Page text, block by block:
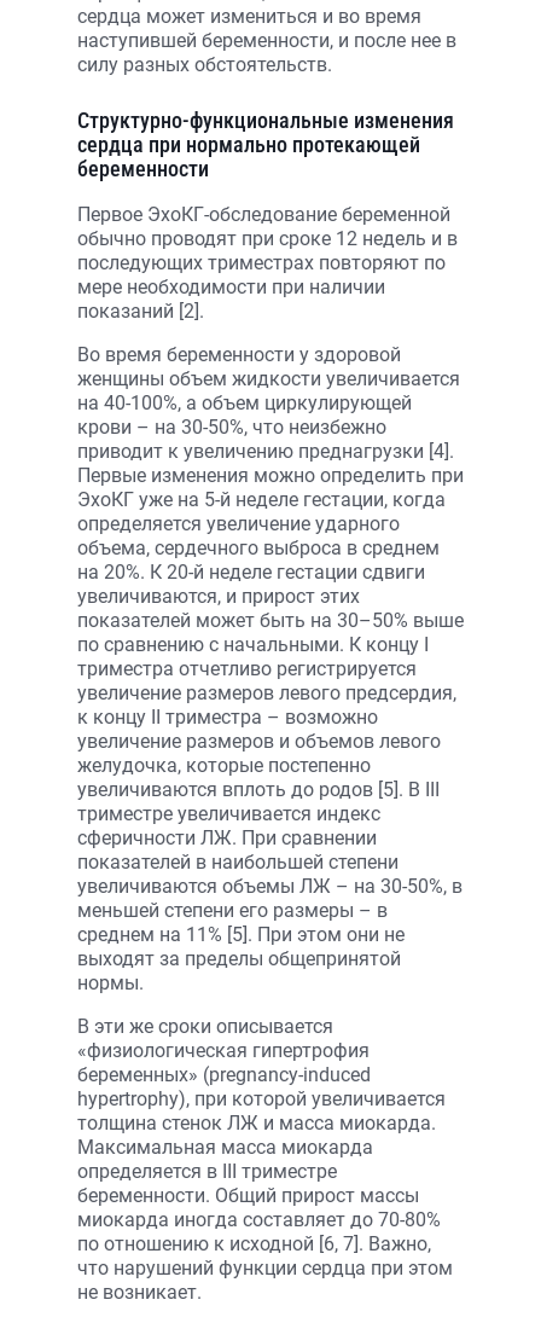
сердца может измениться и во время
наступившей беременности, и после нее в
силу разных обстоятельств.
Структурно-функциональные изменения
сердца при нормально протекающей
беременности
Первое ЭхоКГ-обследование беременной
обычно проводят при сроке 12 недель и в
последующих триместрах повторяют по
мере необходимости при наличии
показаний [2].
Во время беременности у здоровой
женщины объем жидкости увеличивается
на 40-100%, а объем циркулирующей
крови – на 30-50%, что неизбежно
приводит к увеличению преднагрузки [4].
Первые изменения можно определить при
ЭхоКГ уже на 5-й неделе гестации, когда
определяется увеличение ударного
объема, сердечного выброса в среднем
на 20%. К 20-й неделе гестации сдвиги
увеличиваются, и прирост этих
показателей может быть на 30–50% выше
по сравнению с начальными. К концу I
триместра отчетливо регистрируется
увеличение размеров левого предсердия,
к концу II триместра – возможно
увеличение размеров и объемов левого
желудочка, которые постепенно
увеличиваются вплоть до родов [5]. В III
триместре увеличивается индекс
сферичности ЛЖ. При сравнении
показателей в наибольшей степени
увеличиваются объемы ЛЖ – на 30-50%, в
меньшей степени его размеры – в
среднем на 11% [5]. При этом они не
выходят за пределы общепринятой
нормы.
В эти же сроки описывается
«физиологическая гипертрофия
беременных» (pregnancy-induced
hypertrophy), при которой увеличивается
толщина стенок ЛЖ и масса миокарда.
Максимальная масса миокарда
определяется в III триместре
беременности. Общий прирост массы
миокарда иногда составляет до 70-80%
по отношению к исходной [6, 7]. Важно,
что нарушений функции сердца при этом
не возникает.